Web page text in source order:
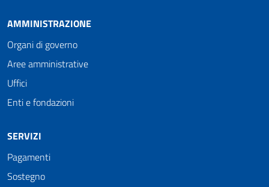
AMMINISTRAZIONE
Organi di governo
Aree amministrative
Uffici
Enti e fondazioni
SERVIZI
Pagamenti
Sostegno